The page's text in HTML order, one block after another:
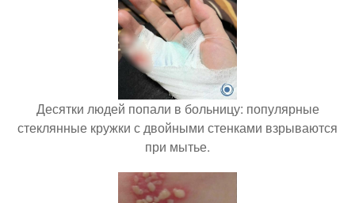
Десятки людей попали в больницу: популярные
стеклянные кружки с двойными стенками взрываются
при мытье.